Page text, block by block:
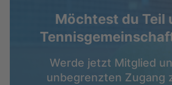
Möchtest du Teil
Werde jetzt Mitglied
unbegrenzten Zugang